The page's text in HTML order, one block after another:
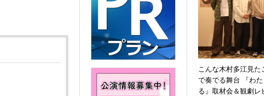
こんな木村多江見
で奏でる舞台 『わ
る』取材会＆観劇レ